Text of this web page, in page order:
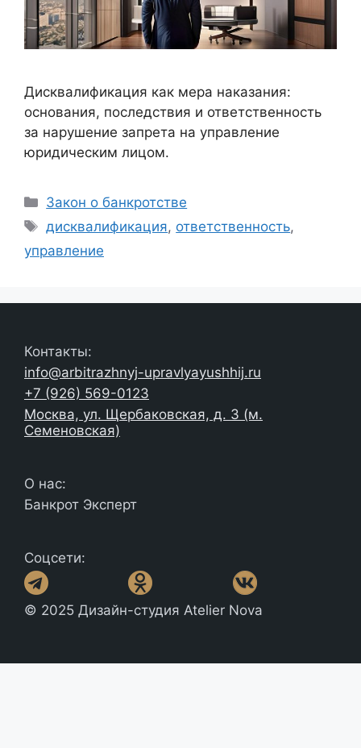
Дисквалификация как мера наказания:
основания, последствия и ответственность
за нарушение запрета на управление
юридическим лицом.
Рубрики
Закон о банкротстве
Метки
дисквалификация, ответственность,
управление
Контакты:
info@arbitrazhnyj-upravlyayushhij.ru
+7 (926) 569-0123
Москва, ул. Щербаковская, д. 3 (м.
Семеновская)
О нас:
Банкрот Эксперт
Соцсети:
© 2025 Дизайн-студия Atelier Nova